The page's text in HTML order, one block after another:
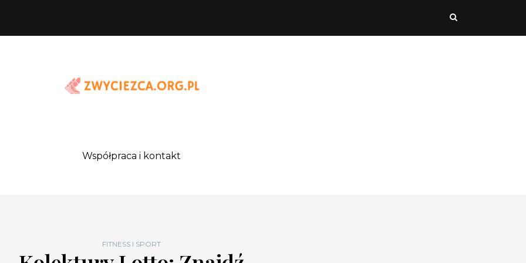
Współpraca i kontakt
FITNESS I SPORT